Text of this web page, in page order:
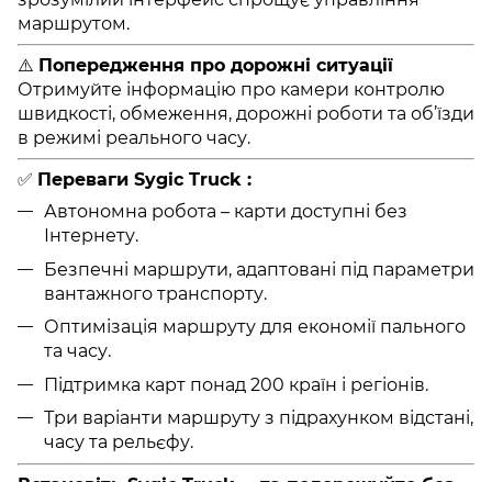
маршрутом.
⚠️ Попередження про дорожні ситуації
Отримуйте інформацію про камери контролю
швидкості, обмеження, дорожні роботи та об’їзди
в режимі реального часу.
✅ Переваги Sygic Truck :
Автономна робота – карти доступні без
Інтернету.
Безпечні маршрути, адаптовані під параметри
вантажного транспорту.
Оптимізація маршруту для економії пального
та часу.
Підтримка карт понад 200 країн і регіонів.
Три варіанти маршруту з підрахунком відстані,
часу та рельєфу.